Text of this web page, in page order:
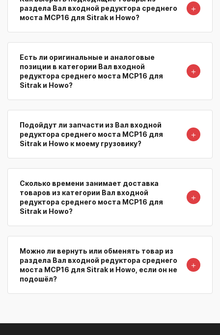
раздела Вал входной редуктора среднего
моста MCP16 для Sitrak и Howo?
＋
Есть ли оригинальные и аналоговые
позиции в категории Вал входной
редуктора среднего моста MCP16 для
Sitrak и Howo?
＋
Подойдут ли запчасти из Вал входной
редуктора среднего моста MCP16 для
Sitrak и Howo к моему грузовику?
＋
Сколько времени занимает доставка
товаров из категории Вал входной
редуктора среднего моста MCP16 для
Sitrak и Howo?
＋
Можно ли вернуть или обменять товар из
раздела Вал входной редуктора среднего
моста MCP16 для Sitrak и Howo, если он не
подошёл?
＋